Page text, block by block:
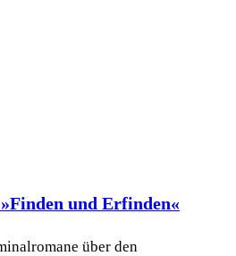
und Erfinden«
über den